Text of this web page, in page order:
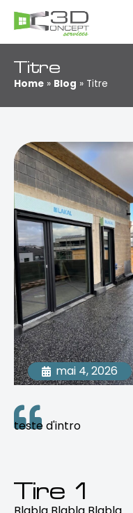
Aller
au
contenu
Titre
Home » Blog » Titre
mai 4, 2026
teste d'intro
Tire 1